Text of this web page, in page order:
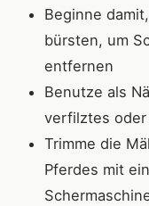
Beginne
bürsten, um
entfernen
Benutze als
verfilztes
Trimme die
Pferdes mit